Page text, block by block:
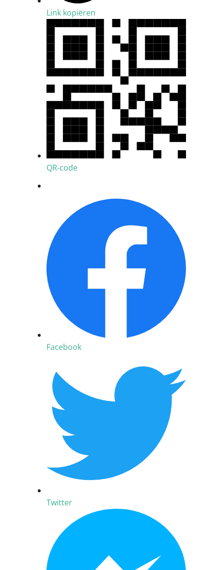
Link kopiëren
QR-code
Facebook
Twitter